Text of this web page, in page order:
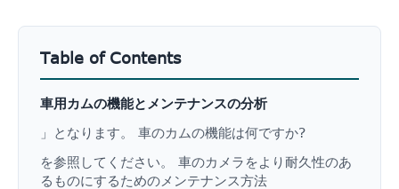
Table of Contents
車用カムの機能とメンテナンスの分析
」となります。 車のカムの機能は何ですか?
を参照してください。 車のカメラをより耐久性のあ
るものにするためのメンテナンス方法